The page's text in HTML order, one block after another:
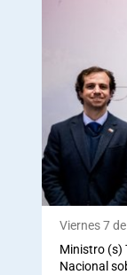
Viernes 7
Ministro (s)
Nacional